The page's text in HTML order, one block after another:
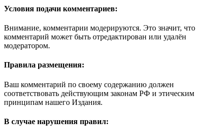
Условия подачи комментариев:
Внимание, комментарии модерируются. Это значит, что
комментарий может быть отредактирован или удалён
модератором.
Правила размещения:
Ваш комментарий по своему содержанию должен
соответствовать действующим законам РФ и этическим
принципам нашего Издания.
В случае нарушения правил: